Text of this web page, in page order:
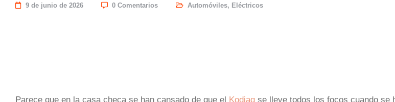
9 de junio de 2026 0 Comentarios Automóviles, Eléctricos
Parece que en la casa checa se han cansado de que el Kodiaq se lleve todos los focos cuando se